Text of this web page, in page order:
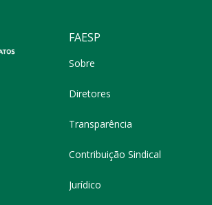
FAESP
Sobre
Diretores
Transparência
Contribuição Sindical
Jurídico